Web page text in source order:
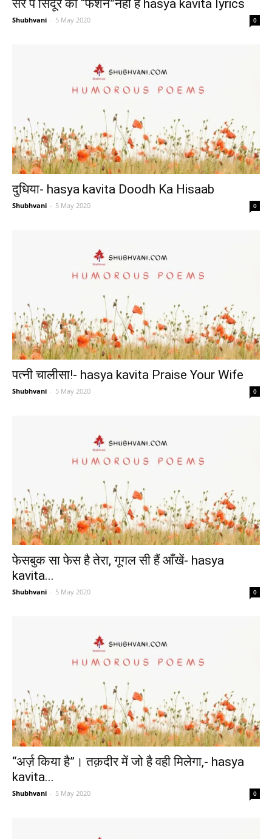
सर पे सिंदूर का “फैशन”नही है hasya kavita lyrics
Shubhvani - 5 May 2020 0
दुधिया- hasya kavita Doodh Ka Hisaab
Shubhvani - 5 May 2020 0
पत्नी चालीसा!- hasya kavita Praise Your Wife
Shubhvani - 5 May 2020 0
फेसबुक सा फेस है तेरा, गूगल सी हैं आँखें- hasya
kavita...
Shubhvani - 5 May 2020 0
“अर्ज़ किया है”। तक़दीर में जो है वही मिलेगा,- hasya
kavita...
Shubhvani - 5 May 2020 0